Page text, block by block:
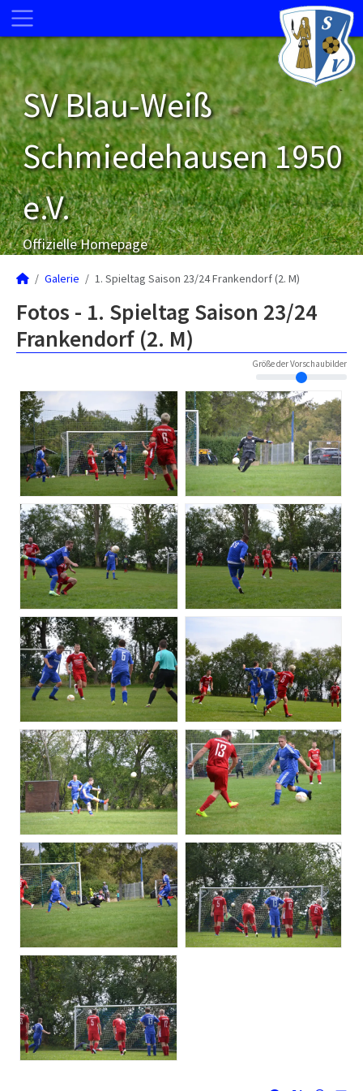
SV Blau-Weiß
Schmiedehausen 1950
e.V.
Offizielle Homepage
Galerie 1. Spieltag Saison 23/24 Frankendorf (2. M)
Fotos - 1. Spieltag Saison 23/24
Frankendorf (2. M)
Größe der Vorschaubilder